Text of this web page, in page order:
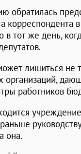
обратилась
корреспондента
в тот же день,
лишиться не
организаций,
работников
она.